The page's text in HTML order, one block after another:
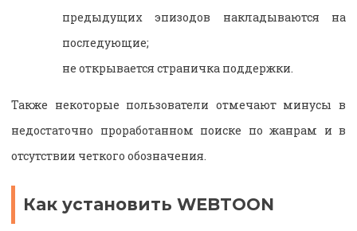
предыдущих эпизодов накладываются на
последующие;
не открывается страничка поддержки.
Также некоторые пользователи отмечают минусы в
недостаточно проработанном поиске по жанрам и в
отсутствии четкого обозначения.
Как установить WEBTOON